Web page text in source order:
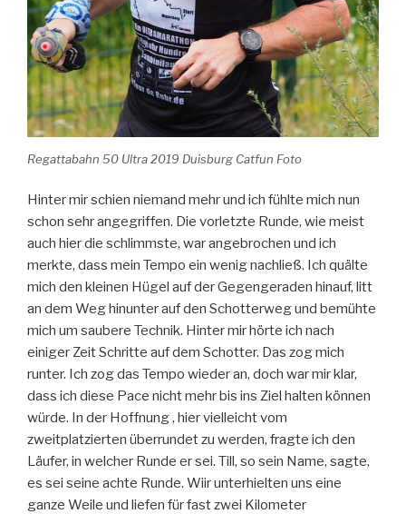
Regattabahn 50 Ultra 2019 Duisburg Catfun Foto
Hinter mir schien niemand mehr und ich fühlte mich nun
schon sehr angegriffen. Die vorletzte Runde, wie meist
auch hier die schlimmste, war angebrochen und ich
merkte, dass mein Tempo ein wenig nachließ. Ich quälte
mich den kleinen Hügel auf der Gegengeraden hinauf, litt
an dem Weg hinunter auf den Schotterweg und bemühte
mich um saubere Technik. Hinter mir hörte ich nach
einiger Zeit Schritte auf dem Schotter. Das zog mich
runter. Ich zog das Tempo wieder an, doch war mir klar,
dass ich diese Pace nicht mehr bis ins Ziel halten können
würde. In der Hoffnung , hier vielleicht vom
zweitplatzierten überrundet zu werden, fragte ich den
Läufer, in welcher Runde er sei. Till, so sein Name, sagte,
es sei seine achte Runde. Wiir unterhielten uns eine
ganze Weile und liefen für fast zwei Kilometer